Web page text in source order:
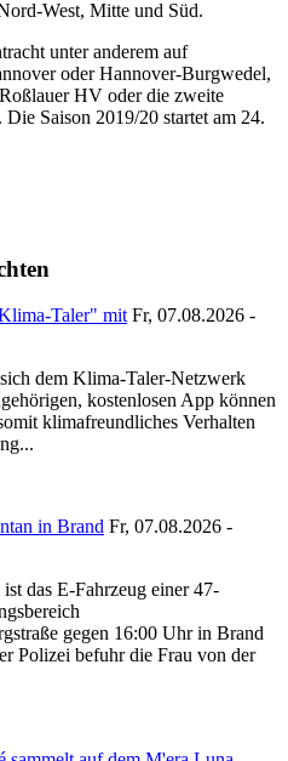
West, Mitte und Süd.
unter anderem auf
oder Hannover-Burgwedel,
HV oder die zweite
Saison 2019/20 startet am 24.
Taler" mit Fr, 07.08.2026 -
dem Klima-Taler-Netzwerk
kostenlosen App können
klimafreundliches Verhalten
in Brand Fr, 07.08.2026 -
das E-Fahrzeug einer 47-
gegen 16:00 Uhr in Brand
Polizei befuhr die Frau von der